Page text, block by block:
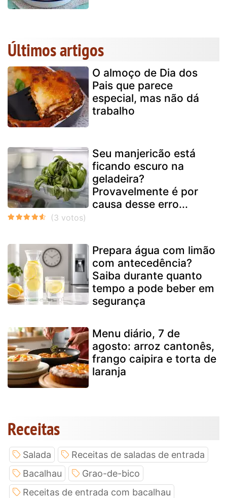
Últimos artigos
O almoço de Dia dos
Pais que parece
especial, mas não dá
trabalho
Seu manjericão está
ficando escuro na
geladeira?
Provavelmente é por
causa desse erro...
Prepara água com limão
com antecedência?
Saiba durante quanto
tempo a pode beber em
segurança
Menu diário, 7 de
agosto: arroz cantonês,
frango caipira e torta de
laranja
Receitas
Salada
Receitas de saladas de entrada
Bacalhau
Grao-de-bico
Receitas de entrada com bacalhau